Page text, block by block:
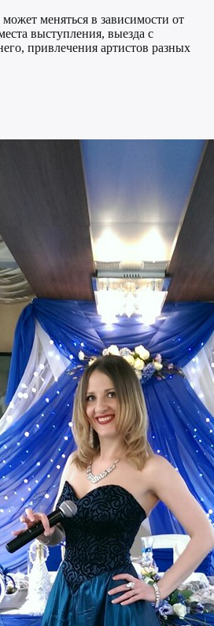
меняться в зависимости от
выступления, выезда с
привлечения артистов разных